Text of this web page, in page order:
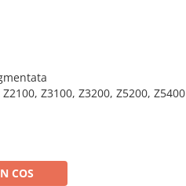
Z2100, Z3100, Z3200, Z5200, Z5400
COS